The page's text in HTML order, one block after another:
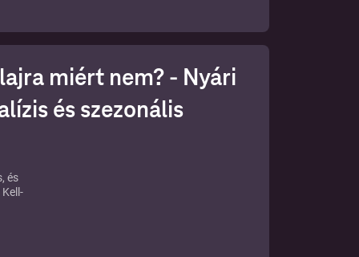
jó
miért nem? - Nyári
és szezonális
és